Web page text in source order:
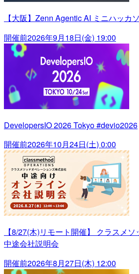
【大阪】Zenn Agentic AI ミニハッカ
開催前2026年9月18日(金) 19:00
DevelopersIO 2026 Tokyo #devio2026
開催前2026年10月24日(土) 0:00
【8/27(木)リモート開催】 クラスメ
中途会社説明会
開催前2026年8月27日(木) 12:00